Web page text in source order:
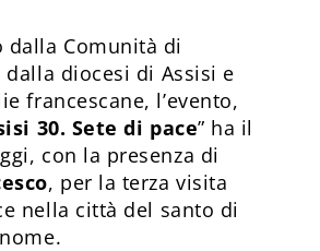
dalla Comunità di
dalla diocesi di Assisi e
francescane, l’evento,
30. Sete di pace” ha il
con la presenza di
, per la terza visita
nella città del santo di